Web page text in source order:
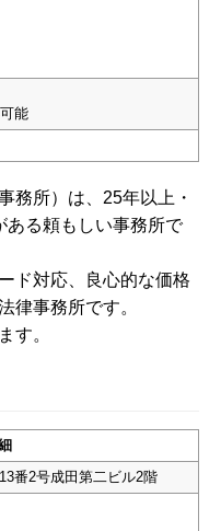
能
務所）は、25年以上・
ある頼もしい事務所で
ド対応、良心的な価格
律事務所です。
す。
番2号成田第二ビル2階